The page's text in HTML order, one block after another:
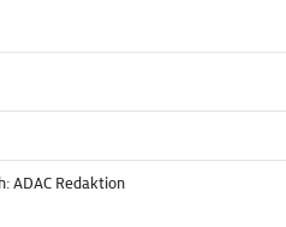
ADAC Redaktion